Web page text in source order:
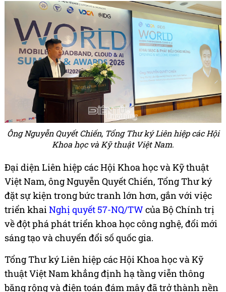
Ông Nguyễn Quyết Chiến, Tổng Thư ký Liên hiệp các Hội
Khoa học và Kỹ thuật Việt Nam.
Đại diện Liên hiệp các Hội Khoa học và Kỹ thuật
Việt Nam, ông Nguyễn Quyết Chiến, Tổng Thư ký
đặt sự kiện trong bức tranh lớn hơn, gắn với việc
triển khaiNghị quyết 57-NQ/TW của Bộ Chính trị
về đột phá phát triển khoa học công nghệ, đổi mới
sáng tạo và chuyển đổi số quốc gia.
Tổng Thư ký Liên hiệp các Hội Khoa học và Kỹ
thuật Việt Nam khẳng định hạ tầng viễn thông
băng rộng và điện toán đám mây đã trở thành nền